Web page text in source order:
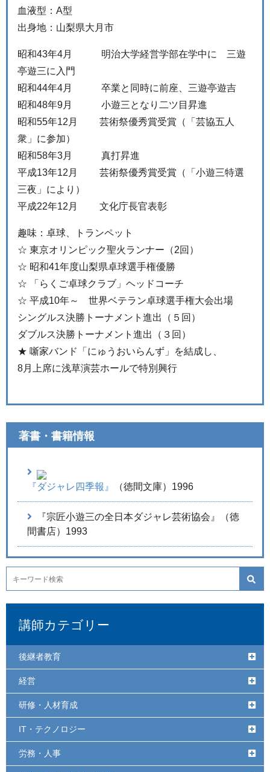
血液型：A型
出身地：山梨県大月市
昭和43年4月 明治大学経営学部在学中に 三遊
亭遊三に入門
昭和44年4月 卒業と同時に前座、三遊亭遊吉
昭和48年9月 小遊三となり二ツ目昇進
昭和55年12月 芸術祭優秀賞受賞（「芸協五人
衆」に参加）
昭和58年3月 真打昇進
平成13年12月 芸術祭優秀賞受賞（「小遊三特選
三夜」により）
平成22年12月 文化庁長官表彰
趣味：卓球、トランペット
☆ 東京オリンピック聖火ランナー（2回）
☆ 昭和41年度山梨県卓球選手権優勝
☆ 「らくご卓球クラブ」ヘッドコーチ
☆ 平成10年～ 世界ベテラン卓球選手権大会出場
シングルス決勝トーナメント進出（５回）
ダブルス決勝トーナメント進出（３回）
★ 噺家バンド「にゅうおいらんず」を結成し、
8月上席に浅草演芸ホールで特別興行
著書・書籍情報
『ダジャレ四季報』 （徳間文庫）1996
『宗匠小遊三の全日本ダジャレ芸術協会』（徳
間書店）1993
講師カテゴリー
後継者教育
経営
研修・人材育成
IT・テクノロジー
労務・人事